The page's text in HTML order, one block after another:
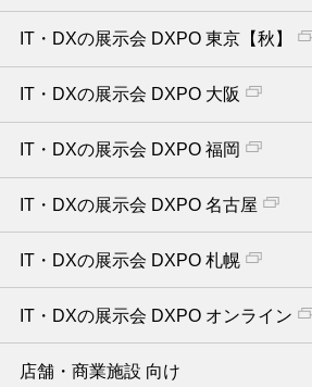
IT・DXの展示会 DXPO 東京【秋】
IT・DXの展示会 DXPO 大阪
IT・DXの展示会 DXPO 福岡
IT・DXの展示会 DXPO 名古屋
IT・DXの展示会 DXPO 札幌
IT・DXの展示会 DXPO オンライン
店舗・商業施設 向け